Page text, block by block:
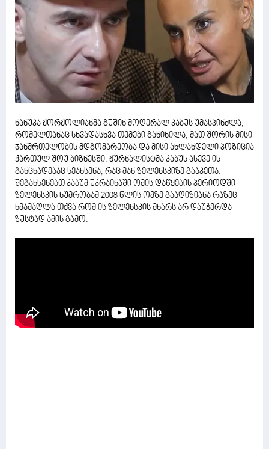
ნანუკა ჟორჟოლიანმა გუშინ მოღერალ კაბუს უმასპინძლა,
რომელთანაც სხვადასხვა თემები განიხილა, მათ შორის მისი
ჯანმრთელობის მდგომარეობა და მისი ახლანდელი პოზიცია
ქართულ შოუ ბიზნესში. ჟურნალისტმა კაბუს ასევე ის
განცხადებაც სეახსენა, რაც მან ზელენსკიზე გააკეთა.
შეგახსენებთ კაბუმ უკრაინაში ომის დაწყების პერიოდში
ზელენსკის ხუმრობამ 2008 წლის ომზე გააღიზიანა რაზეც
ხმამაღლა თქვა რომ ის ზელენსკის მხარს არ დაუჭერდა
ზუსტად ამის გამო.